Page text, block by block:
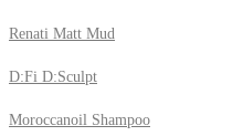
Renati Matt Mud
D:Fi D:Sculpt
Moroccanoil Shampoo